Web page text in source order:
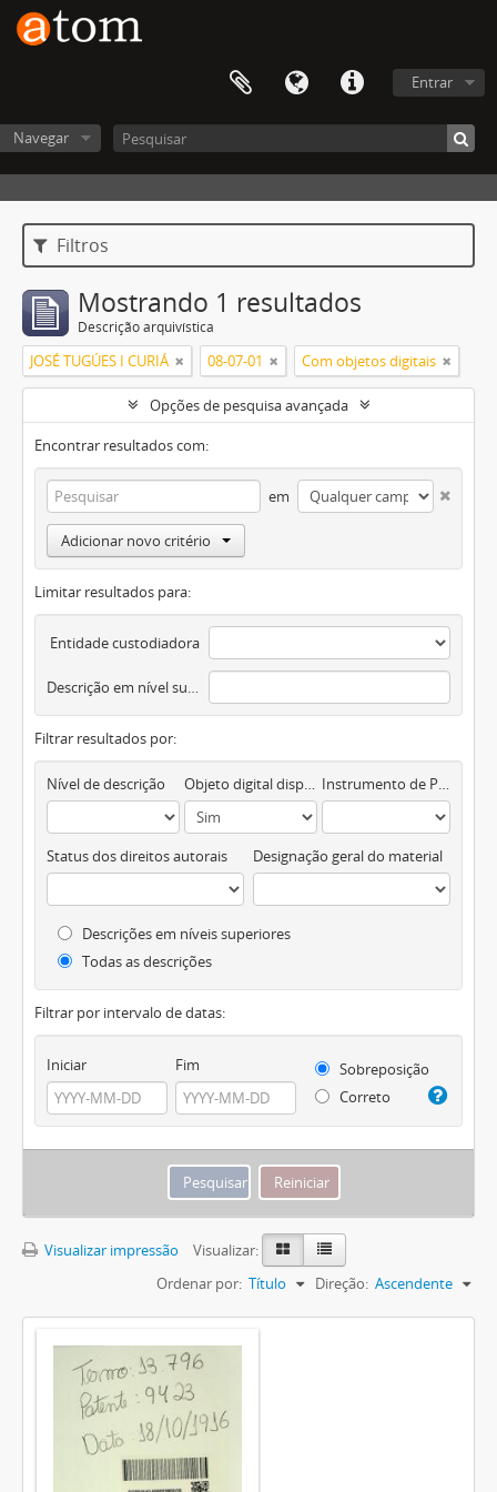
Entrar
Navegar
Filtros
Mostrando 1 resultados
Descrição arquivística
JOSÉ TUGÚES I CURIÁ 08-07-01 Com objetos digitais
Opções de pesquisa avançada
Encontrar resultados com:
em
Adicionar novo critério
Limitar resultados para:
Entidade custodiadora
Descrição em nível superior
Filtrar resultados por:
Nível de descrição Objeto digital disponível Instrumento de Pesquisa
Status dos direitos autorais Designação geral do material
Descrições em níveis superiores
Todas as descrições
Filtrar por intervalo de datas:
Iniciar Fim
Sobreposição
Correto
Visualizar impressão
Visualizar:
Ordenar por: Título Direção: Ascendente